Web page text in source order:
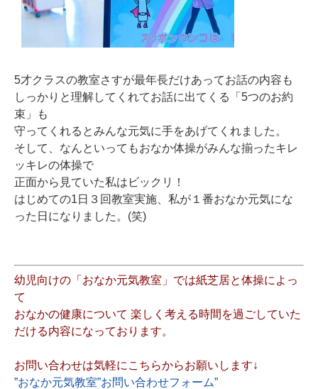
5才クラスの教室さすが最年長だけあってお話の内容も
しっかりと理解してくれてお話に出てくる「5つのお約
束」も
守ってくれるとみんな元気に手をあげてくれました。
そして、なんといってもおなか体操がみんな揃ったキレ
ッキレの体操で
正面から見ていた私はビックリ！
はじめての1日３回教室実施、私が１番おなか元気にな
った日になりました。(笑)
幼児向けの「おなか元気教室」では紙芝居と体操によっ
て
おなかの健康について 楽しく考える時間を過ごしていた
だける内容になっております。
お問い合わせは気軽にこちらからお願いします↓
”おなか元気教室”お問い合わせフォーム”